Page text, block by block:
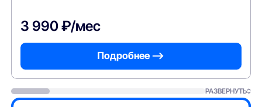
3 990 ₽/мес
Подробнее —>
РАЗВЕРНУТЬ